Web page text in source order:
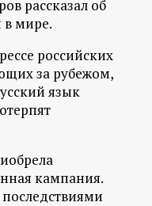
рассказал об
в мире.
российских
за рубежом,
язык
кампания.